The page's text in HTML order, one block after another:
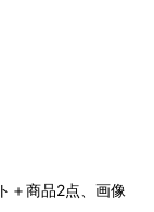
＋商品2点、画像